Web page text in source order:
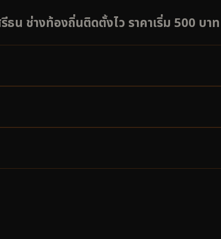
น ช่างท้องถิ่นติดตั้งไว ราคาเริ่ม 500 บา